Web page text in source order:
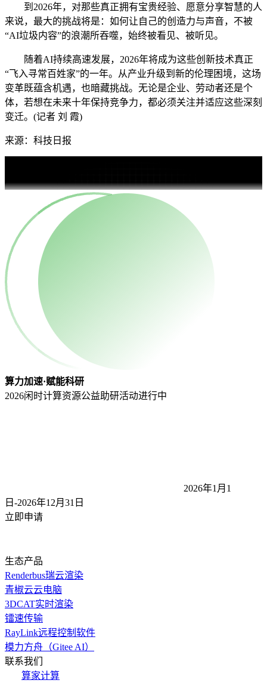
到2026年，对那些真正拥有宝贵经验、愿意分享智慧的人
来说，最大的挑战将是：如何让自己的创造力与声音，不被
“AI垃圾内容”的浪潮所吞噬，始终被看见、被听见。
随着AI持续高速发展，2026年将成为这些创新技术真正
“飞入寻常百姓家”的一年。从产业升级到新的伦理困境，这场
变革既蕴含机遇，也暗藏挑战。无论是企业、劳动者还是个
体，若想在未来十年保持竞争力，都必须关注并适应这些深刻
变迁。(记者 刘 霞)
来源：科技日报
算力加速·赋能科研
2026闲时计算资源公益助研活动进行中
2026年1月1
日-2026年12月31 日
立即申请
生态产品
Renderbus瑞云渲染
青椒云云电脑
3DCAT实时渲染
镭速传输
RayLink远程控制软件
模力方舟（Gitee AI）
联系我们
算家计算